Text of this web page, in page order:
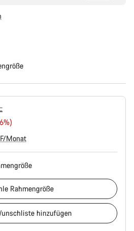
Monat
Rahmengröße
hinzufügen